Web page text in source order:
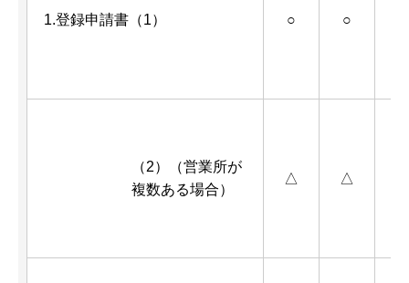
1.登録申請書（1） ○ ○
（2）（営業所が
複数ある場合）
△ △